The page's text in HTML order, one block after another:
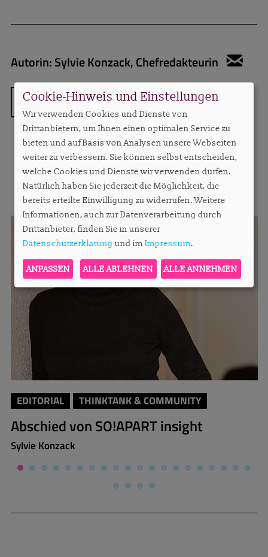
Autorin:Sylvie Konzack, Chefredakteurin
ZURÜCK
MEHR AUS DIESER RUBRIK
EDITORIAL THINKTANK & COMMUNITY
Abschied von SO!APART insight
Sylvie Konzack
Cookie-Hinweis und Einstellungen
Wir verwenden Cookies und Dienste von
Drittanbietern, um Ihnen einen optimalen Service zu
bieten und auf Basis von Analysen unsere Webseiten
weiter zu verbessern. Sie können selbst entscheiden,
welche Cookies und Dienste wir verwenden dürfen.
Natürlich haben Sie jederzeit die Möglichkeit, die
bereits erteilte Einwilligung zu widerrufen. Weitere
Informationen, auch zur Datenverarbeitung durch
Drittanbieter, finden Sie in unserer
Datenschutzerklärung und im Impressum.
ANPASSEN ALLE ABLEHNEN ALLE ANNEHMEN